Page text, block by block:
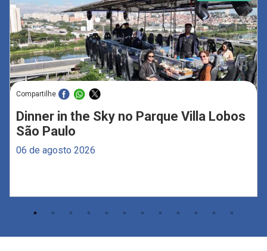
Compartilhe
Dinner in the Sky no Parque Villa Lobos
São Paulo
06 de agosto 2026